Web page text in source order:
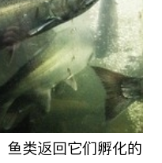
鱼类返回它们孵化的